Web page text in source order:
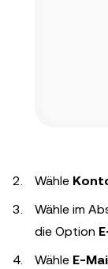
Wähle
Wähle im
die Option
Wähle E-